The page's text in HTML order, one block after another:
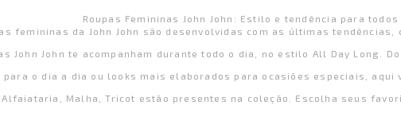
Roupas Femininas John John: Estilo e tendência para todos
femininas da John John são desenvolvidas com as últimas
John John te acompanham durante todo o dia, no estilo All Day Long.
o dia a dia ou looks mais elaborados para ocasiões especiais,
Alfaiataria, Malha, Tricot estão presentes na coleção. Escolha seus